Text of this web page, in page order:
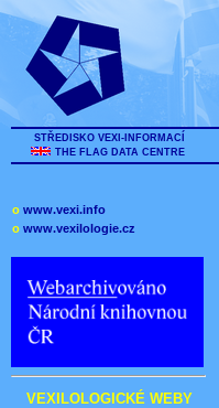
STŘEDISKO VEXI-INFORMACÍ
THE FLAG DATA CENTRE
o www.vexi.info
o www.vexilologie.cz
VEXILOLOGICKÉ WEBY